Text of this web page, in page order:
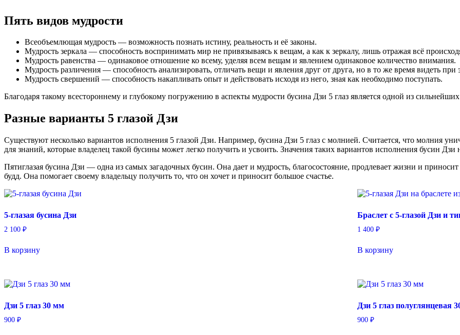
Пять видов мудрости
Всеобъемлющая мудрость — возможность познать истину, реальность и её законы.
Мудрость зеркала — способность воспринимать мир не привязываясь к вещам, а как к зеркалу, лишь отражая всё
Мудрость равенства — одинаковое отношение ко всему, уделяя всем вещам и явлением одинаковое количество внимания.
Мудрость различения — способность анализировать, отличать вещи и явления друг от друга, но в то же время видеть
Мудрость свершений — способность накапливать опыт и действовать исходя из него, зная как необходимо поступать.
Благодаря такому всестороннему и глубокому погружению в аспекты мудрости бусина Дзи 5 глаз является одной из
Разные варианты 5 глазой Дзи
Существуют несколько вариантов исполнения 5 глазой Дзи. Например, бусина Дзи 5 глаз с молнией. Считается, что молния
для знаний, которые владелец такой бусины может легко получить и усвоить. Значения таких вариантов исполнения бусин Дзи
Пятиглазая бусина Дзи — одна из самых загадочных бусин. Она дает и мудрость, благосостояние, продлевает жизни и
будд. Она помогает своему владельцу получить то, что он хочет и приносит большое счастье.
5-глазая бусина Дзи
2 100 ₽
В корзину
Браслет с 5-глазой Дзи и
1 400 ₽
В корзину
Дзи 5 глаз 30 мм
900 ₽
Дзи 5 глаз полуглянцевая
900 ₽